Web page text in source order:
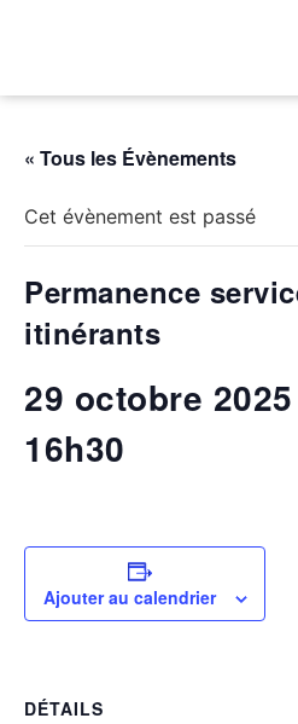
« Tous les Évènements
Cet évènement est passé
Permanence
itinérants
29 octobre
16h30
Ajouter au calendrier
DÉTAILS